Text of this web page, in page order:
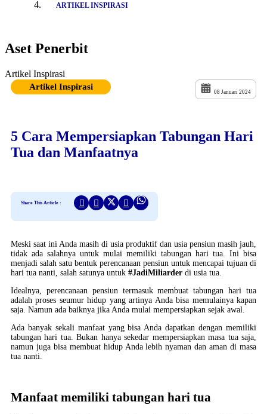
ARTIKEL INSPIRASI
Aset Penerbit
Artikel Inspirasi
Artikel Inspirasi
08 Januari 2024
5 Cara Mempersiapkan Tabungan Hari
Tua dan Manfaatnya
Share This Article :
Meski saat ini Anda masih di usia produktif dan usia pensiun masih jauh,
tidak ada salahnya untuk mulai memiliki tabungan hari tua. Ini bisa
menjadi salah satu bentuk perencanaan pensiun untuk mencapai tujuan di
hari tua nanti, salah satunya untuk #JadiMiliarder di usia tua.
Idealnya, perencanaan pensiun termasuk membuat tabungan hari tua
adalah proses seumur hidup yang artinya Anda bisa memulainya kapan
saja. Namun ada baiknya jika Anda mulai mempersiapkan sejak awal.
Ada banyak sekali manfaat yang bisa Anda dapatkan dengan memiliki
tabungan hari tua. Bukan hanya sekedar mempersiapkan masa tua saja,
namun juga bisa membuat hidup Anda lebih nyaman dan aman di masa
tua nanti.
Manfaat memiliki tabungan hari tua